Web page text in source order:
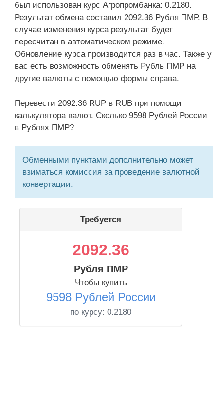
был использован курс Агропромбанка: 0.2180.
Результат обмена составил 2092.36 Рубля ПМР. В
случае изменения курса результат будет
пересчитан в автоматическом режиме.
Обновление курса производится раз в час. Также у
вас есть возможность обменять Рубль ПМР на
другие валюты с помощью формы справа.
Перевести 2092.36 RUP в RUB при помощи
калькулятора валют. Сколько 9598 Рублей России
в Рублях ПМР?
Обменными пунктами дополнительно может
взиматься комиссия за проведение валютной
конвертации.
Требуется
2092.36
Рубля ПМР
Чтобы купить
9598 Рублей России
по курсу: 0.2180